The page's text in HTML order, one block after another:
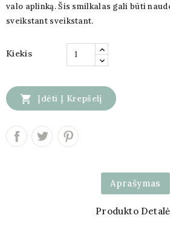
valo aplinką. Šis smilkalas gali būti
sveikstant sveikstant.
Kiekis
 Įdėti Į Krepšelį
Aprašymas
Produkto